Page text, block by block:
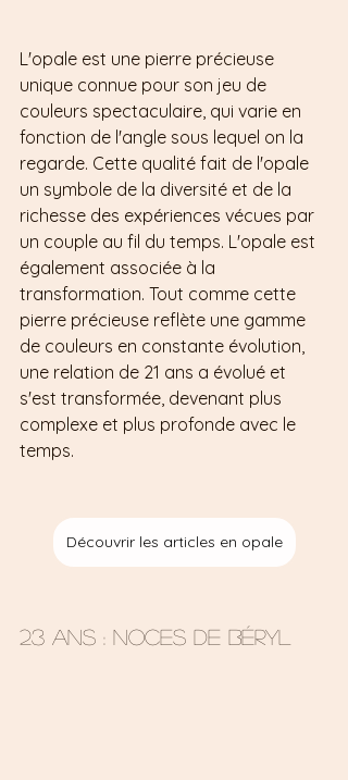
L'opale est une pierre précieuse
unique connue pour son jeu de
couleurs spectaculaire, qui varie en
fonction de l'angle sous lequel on la
regarde. Cette qualité fait de l'opale
un symbole de la diversité et de la
richesse des expériences vécues par
un couple au fil du temps. L'opale est
également associée à la
transformation. Tout comme cette
pierre précieuse reflète une gamme
de couleurs en constante évolution,
une relation de 21 ans a évolué et
s'est transformée, devenant plus
complexe et plus profonde avec le
temps.
Découvrir les articles en opale
23 ans : Noces de Béryl